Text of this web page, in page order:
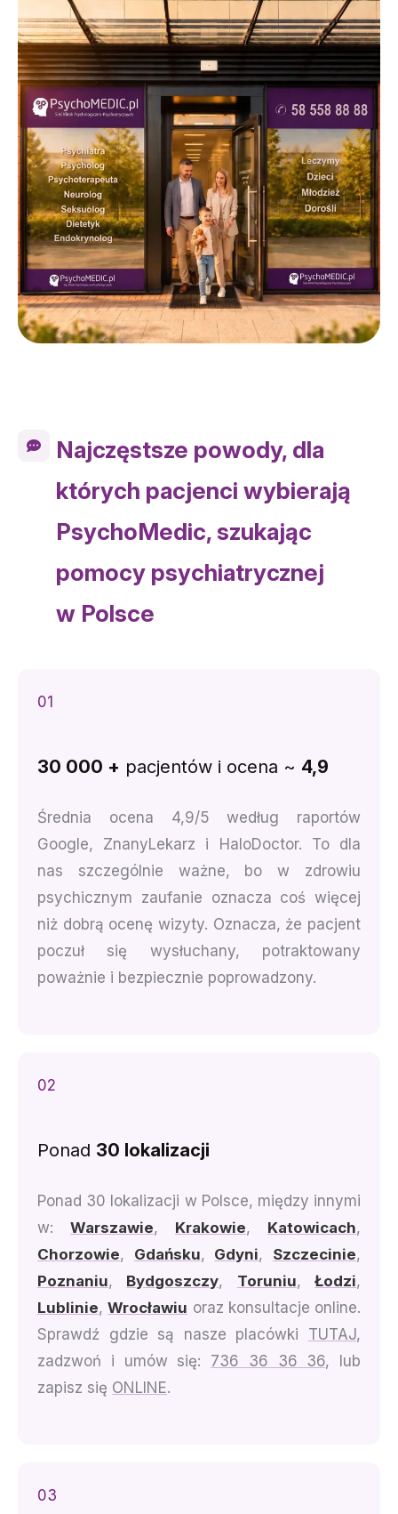
Najczęstsze powody, dla
których pacjenci wybierają
PsychoMedic, szukając
pomocy psychiatrycznej
w Polsce
01
30 000 + pacjentów i ocena ~ 4,9
Średnia ocena 4,9/5 według raportów
Google, ZnanyLekarz i HaloDoctor. To dla
nas szczególnie ważne, bo w zdrowiu
psychicznym zaufanie oznacza coś więcej
niż dobrą ocenę wizyty. Oznacza, że pacjent
poczuł się wysłuchany, potraktowany
poważnie i bezpiecznie poprowadzony.
02
Ponad 30 lokalizacji
Ponad 30 lokalizacji w Polsce, między innymi
w: Warszawie, Krakowie, Katowicach,
Chorzowie, Gdańsku, Gdyni, Szczecinie,
Poznaniu, Bydgoszczy, Toruniu,Łodzi,
Lublinie,Wrocławiu oraz konsultacje online.
Sprawdź gdzie są nasze placówki TUTAJ,
zadzwoń i umów się: 736 36 36 36, lub
zapisz się ONLINE.
03